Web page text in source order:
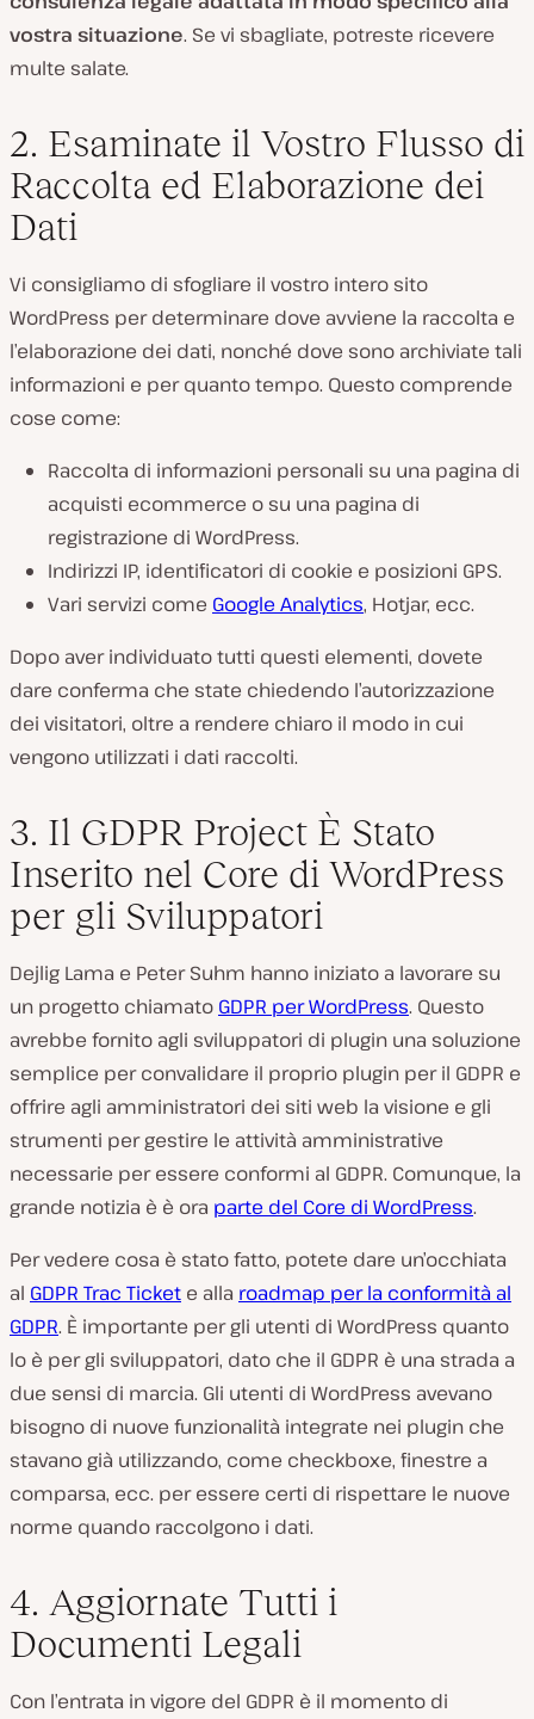
vostra situazione. Se vi sbagliate, potreste ricevere
multe salate.
2. Esaminate il Vostro Flusso di
Raccolta ed Elaborazione dei
Dati
Vi consigliamo di sfogliare il vostro intero sito
WordPress per determinare dove avviene la raccolta e
l’elaborazione dei dati, nonché dove sono archiviate tali
informazioni e per quanto tempo. Questo comprende
cose come:
Raccolta di informazioni personali su una pagina di
acquisti ecommerce o su una pagina di
registrazione di WordPress.
Indirizzi IP, identificatori di cookie e posizioni GPS.
Vari servizi come Google Analytics, Hotjar, ecc.
Dopo aver individuato tutti questi elementi, dovete
dare conferma che state chiedendo l’autorizzazione
dei visitatori, oltre a rendere chiaro il modo in cui
vengono utilizzati i dati raccolti.
3. Il GDPR Project È Stato
Inserito nel Core di WordPress
per gli Sviluppatori
Dejlig Lama e Peter Suhm hanno iniziato a lavorare su
un progetto chiamato GDPR per WordPress. Questo
avrebbe fornito agli sviluppatori di plugin una soluzione
semplice per convalidare il proprio plugin per il GDPR e
offrire agli amministratori dei siti web la visione e gli
strumenti per gestire le attività amministrative
necessarie per essere conformi al GDPR. Comunque, la
grande notizia è è ora parte del Core di WordPress.
Per vedere cosa è stato fatto, potete dare un’occhiata
al GDPR Trac Ticket e alla roadmap per la conformità al
GDPR. È importante per gli utenti di WordPress quanto
lo è per gli sviluppatori, dato che il GDPR è una strada a
due sensi di marcia. Gli utenti di WordPress avevano
bisogno di nuove funzionalità integrate nei plugin che
stavano già utilizzando, come checkboxe, finestre a
comparsa, ecc. per essere certi di rispettare le nuove
norme quando raccolgono i dati.
4. Aggiornate Tutti i
Documenti Legali
Con l’entrata in vigore del GDPR è il momento di